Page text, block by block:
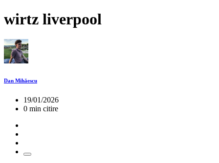
wirtz liverpool
Dan Mihăescu
19/01/2026
0 min citire